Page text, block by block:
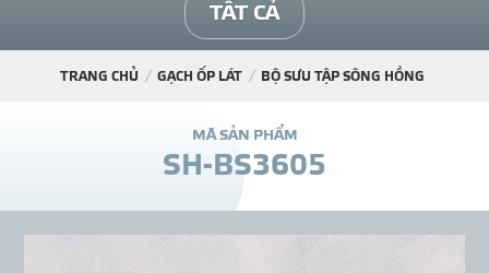
THƯ
TẤT CẢ
TRANG CHỦ GẠCH ỐP LÁT BỘ SƯU TẬP SÔNG HỒNG
MÃ SẢN PHẨM
SH-BS3605